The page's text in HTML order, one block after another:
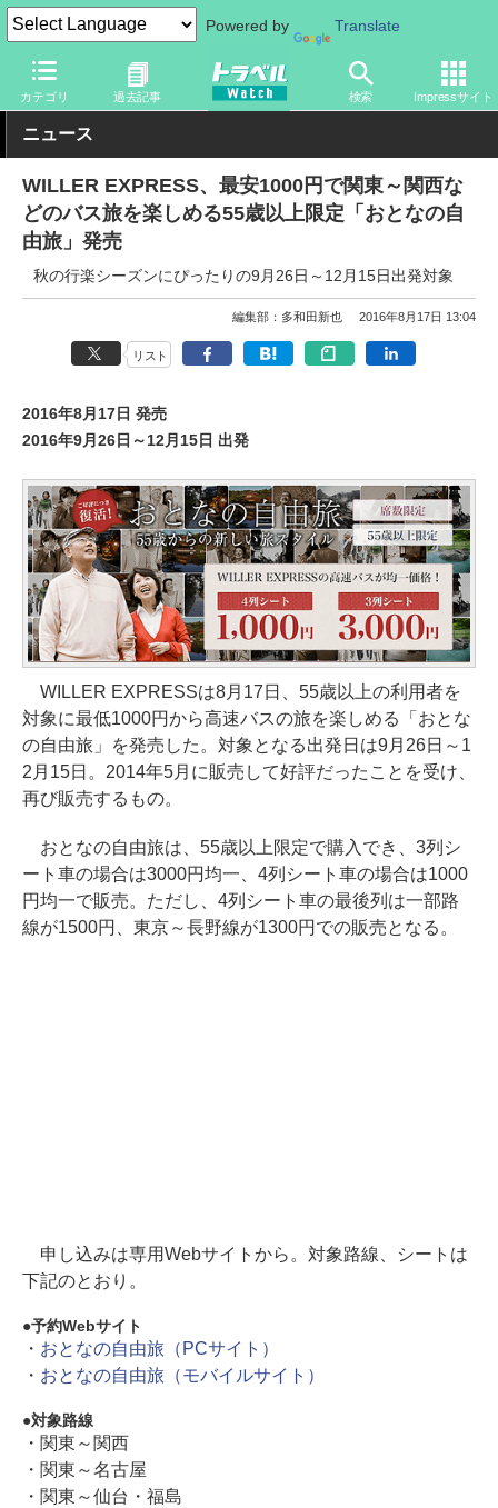
Powered by Translate
カテゴリ 過去記事 検索 Impressサイト
トラベル Watch 旅の方法 バス旅 高速バス
ニュース
WILLER EXPRESS、最安1000円で関東～関西な
どのバス旅を楽しめる55歳以上限定「おとなの自
由旅」発売
秋の行楽シーズンにぴったりの9月26日～12月15日出発対象
編集部：多和田新也 2016年8月17日 13:04
リスト
2016年8月17日 発売
2016年9月26日～12月15日 出発
WILLER EXPRESSは8月17日、55歳以上の利用者を
対象に最低1000円から高速バスの旅を楽しめる「おとな
の自由旅」を発売した。対象となる出発日は9月26日～1
2月15日。2014年5月に販売して好評だったことを受け、
再び販売するもの。
おとなの自由旅は、55歳以上限定で購入でき、3列シ
ート車の場合は3000円均一、4列シート車の場合は1000
円均一で販売。ただし、4列シート車の最後列は一部路
線が1500円、東京～長野線が1300円での販売となる。
申し込みは専用Webサイトから。対象路線、シートは
下記のとおり。
予約Webサイト
・ おとなの自由旅（PCサイト）
・ おとなの自由旅（モバイルサイト）
対象路線
・関東～関西
・関東～名古屋
・関東～仙台・福島